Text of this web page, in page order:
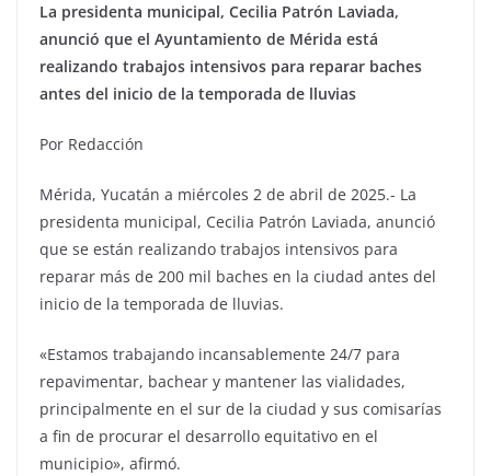
La presidenta municipal, Cecilia Patrón Laviada,
anunció que el Ayuntamiento de Mérida está
realizando trabajos intensivos para reparar baches
antes del inicio de la temporada de lluvias
Por Redacción
Mérida, Yucatán a miércoles 2 de abril de 2025.- La
presidenta municipal, Cecilia Patrón Laviada, anunció
que se están realizando trabajos intensivos para
reparar más de 200 mil baches en la ciudad antes del
inicio de la temporada de lluvias.
«Estamos trabajando incansablemente 24/7 para
repavimentar, bachear y mantener las vialidades,
principalmente en el sur de la ciudad y sus comisarías
a fin de procurar el desarrollo equitativo en el
municipio», afirmó.